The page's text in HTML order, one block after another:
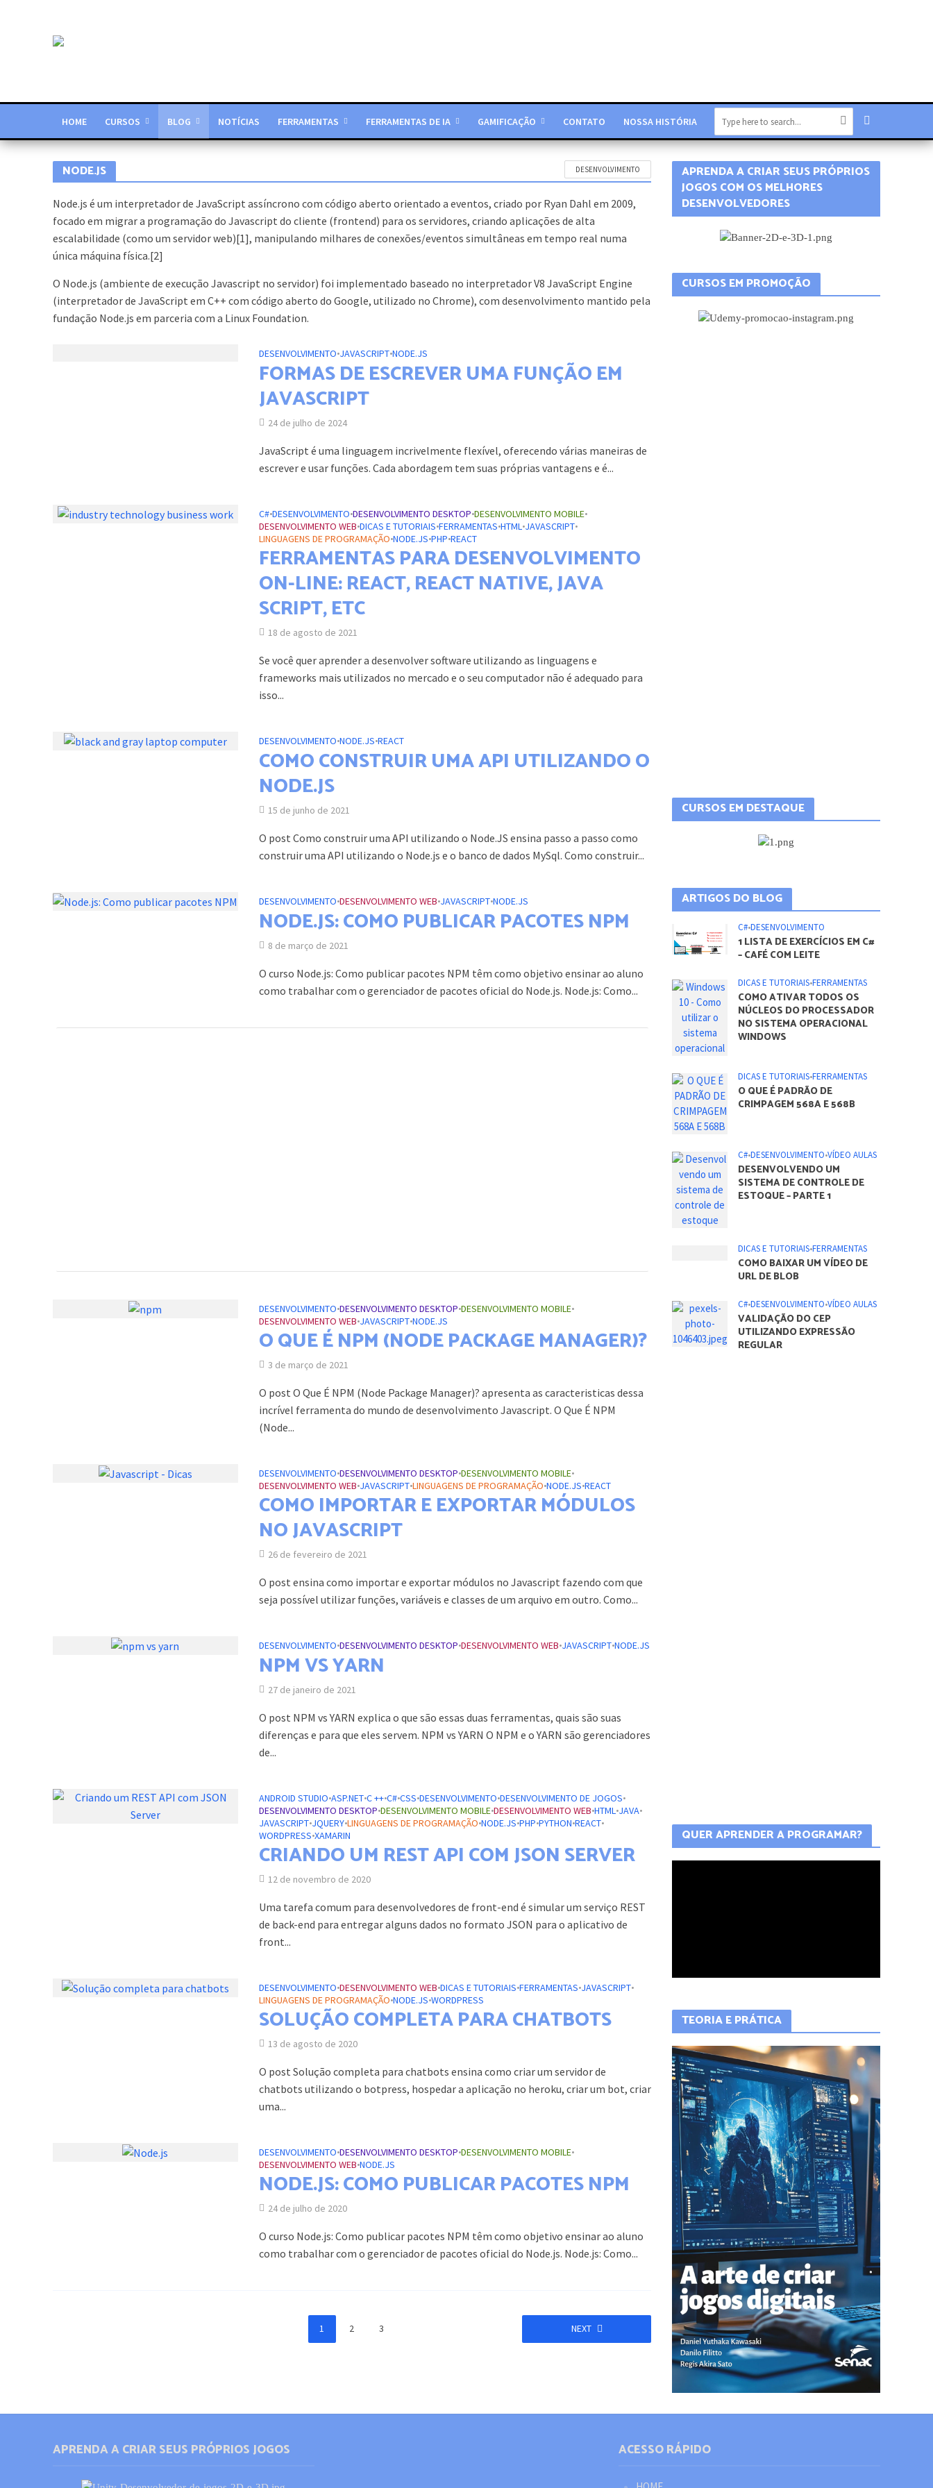
HOME CURSOS BLOG NOTÍCIAS FERRAMENTAS FERRAMENTAS DE IA GAMIFICAÇÃO CONTATO NOSSA HISTÓRIA
NODE.JS DESENVOLVIMENTO
Node.js é um interpretador de JavaScript assíncrono com código aberto orientado a eventos, criado por Ryan Dahl em 2009,
focado em migrar a programação do Javascript do cliente (frontend) para os servidores, criando aplicações de alta
escalabilidade (como um servidor web)[1], manipulando milhares de conexões/eventos simultâneas em tempo real numa
única máquina física.[2]
O Node.js (ambiente de execução Javascript no servidor) foi implementado baseado no interpretador V8 JavaScript Engine
(interpretador de JavaScript em C++ com código aberto do Google, utilizado no Chrome), com desenvolvimento mantido pela
fundação Node.js em parceria com a Linux Foundation.
DESENVOLVIMENTO•JAVASCRIPT•NODE.JS
FORMAS DE ESCREVER UMA FUNÇÃO EM
JAVASCRIPT
24 de julho de 2024
JavaScript é uma linguagem incrivelmente flexível, oferecendo várias maneiras de
escrever e usar funções. Cada abordagem tem suas próprias vantagens e é...
C#•DESENVOLVIMENTO•DESENVOLVIMENTO DESKTOP•DESENVOLVIMENTO MOBILE•
DESENVOLVIMENTO WEB•DICAS E TUTORIAIS•FERRAMENTAS•HTML•JAVASCRIPT•
LINGUAGENS DE PROGRAMAÇÃO•NODE.JS•PHP•REACT
FERRAMENTAS PARA DESENVOLVIMENTO
ON-LINE: REACT, REACT NATIVE, JAVA
SCRIPT, ETC
18 de agosto de 2021
Se você quer aprender a desenvolver software utilizando as linguagens e
frameworks mais utilizados no mercado e o seu computador não é adequado para
isso...
DESENVOLVIMENTO•NODE.JS•REACT
COMO CONSTRUIR UMA API UTILIZANDO O
NODE.JS
15 de junho de 2021
O post Como construir uma API utilizando o Node.JS ensina passo a passo como
construir uma API utilizando o Node.js e o banco de dados MySql. Como construir...
DESENVOLVIMENTO•DESENVOLVIMENTO WEB•JAVASCRIPT•NODE.JS
NODE.JS: COMO PUBLICAR PACOTES NPM
8 de março de 2021
O curso Node.js: Como publicar pacotes NPM têm como objetivo ensinar ao aluno
como trabalhar com o gerenciador de pacotes oficial do Node.js. Node.js: Como...
DESENVOLVIMENTO•DESENVOLVIMENTO DESKTOP•DESENVOLVIMENTO MOBILE•
DESENVOLVIMENTO WEB•JAVASCRIPT•NODE.JS
O QUE É NPM (NODE PACKAGE MANAGER)?
3 de março de 2021
O post O Que É NPM (Node Package Manager)? apresenta as caracteristicas dessa
incrível ferramenta do mundo de desenvolvimento Javascript. O Que É NPM
(Node...
DESENVOLVIMENTO•DESENVOLVIMENTO DESKTOP•DESENVOLVIMENTO MOBILE•
DESENVOLVIMENTO WEB•JAVASCRIPT•LINGUAGENS DE PROGRAMAÇÃO•NODE.JS•REACT
COMO IMPORTAR E EXPORTAR MÓDULOS
NO JAVASCRIPT
26 de fevereiro de 2021
O post ensina como importar e exportar módulos no Javascript fazendo com que
seja possível utilizar funções, variáveis e classes de um arquivo em outro. Como...
DESENVOLVIMENTO•DESENVOLVIMENTO DESKTOP•DESENVOLVIMENTO WEB•JAVASCRIPT•NODE.JS
NPM VS YARN
27 de janeiro de 2021
O post NPM vs YARN explica o que são essas duas ferramentas, quais são suas
diferenças e para que eles servem. NPM vs YARN O NPM e o YARN são gerenciadores
de...
ANDROID STUDIO•ASP.NET•C ++•C#•CSS•DESENVOLVIMENTO•DESENVOLVIMENTO DE JOGOS•
DESENVOLVIMENTO DESKTOP•DESENVOLVIMENTO MOBILE•DESENVOLVIMENTO WEB•HTML•JAVA•
JAVASCRIPT•JQUERY•LINGUAGENS DE PROGRAMAÇÃO•NODE.JS•PHP•PYTHON•REACT•
WORDPRESS•XAMARIN
CRIANDO UM REST API COM JSON SERVER
12 de novembro de 2020
Uma tarefa comum para desenvolvedores de front-end é simular um serviço REST
de back-end para entregar alguns dados no formato JSON para o aplicativo de
front...
DESENVOLVIMENTO•DESENVOLVIMENTO WEB•DICAS E TUTORIAIS•FERRAMENTAS•JAVASCRIPT•
LINGUAGENS DE PROGRAMAÇÃO•NODE.JS•WORDPRESS
SOLUÇÃO COMPLETA PARA CHATBOTS
13 de agosto de 2020
O post Solução completa para chatbots ensina como criar um servidor de
chatbots utilizando o botpress, hospedar a aplicação no heroku, criar um bot, criar
uma...
DESENVOLVIMENTO•DESENVOLVIMENTO DESKTOP•DESENVOLVIMENTO MOBILE•
DESENVOLVIMENTO WEB•NODE.JS
NODE.JS: COMO PUBLICAR PACOTES NPM
24 de julho de 2020
O curso Node.js: Como publicar pacotes NPM têm como objetivo ensinar ao aluno
como trabalhar com o gerenciador de pacotes oficial do Node.js. Node.js: Como...
1 2 3 NEXT
APRENDA A CRIAR SEUS PRÓPRIOS
JOGOS COM OS MELHORES
DESENVOLVEDORES
CURSOS EM DESTAQUE
C#•DESENVOLVIMENTO
1 LISTA DE EXERCÍCIOS EM C#
– CAFÉ COM LEITE
COMO ATIVAR TODOS OS
NÚCLEOS DO PROCESSADOR
NO SISTEMA OPERACIONAL
WINDOWS
DICAS E TUTORIAIS• FERRAMENTAS
O QUE É PADRÃO DE
CRIMPAGEM 568A E 568B
QUER APRENDER A PROGRAMAR?
TEORIA E PRÁTICA